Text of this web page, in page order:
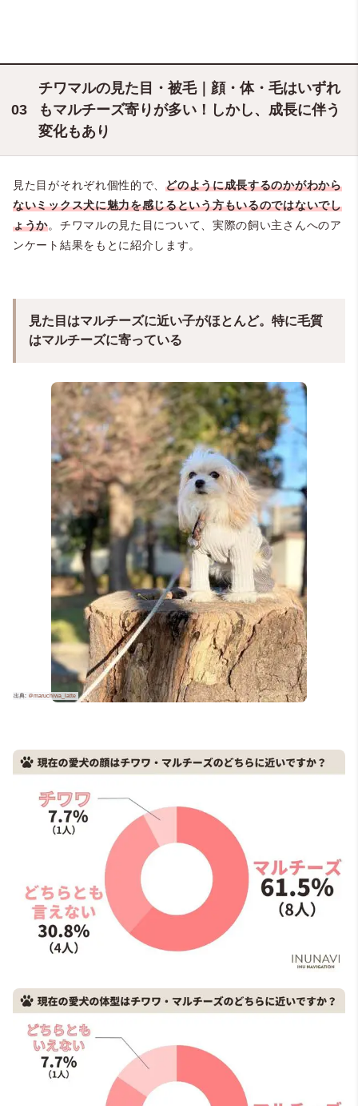
チワマルの見た目・被毛｜顔・体・毛はいずれ
もマルチーズ寄りが多い！しかし、成長に伴う
変化もあり
見た目がそれぞれ個性的で、どのように成長するのかがわから
ないミックス犬に魅力を感じるという方もいるのではないでし
ょうか。チワマルの見た目について、実際の飼い主さんへのア
ンケート結果をもとに紹介します。
見た目はマルチーズに近い子がほとんど。特に毛質
はマルチーズに寄っている